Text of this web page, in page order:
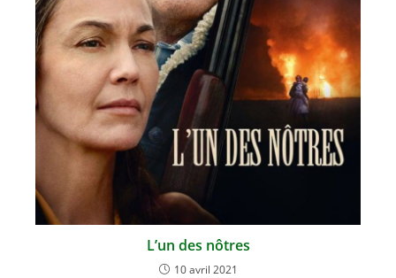
L’un des nôtres
10 avril 2021